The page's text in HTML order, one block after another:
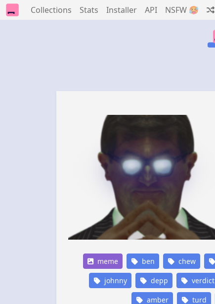
Collections Stats Installer API NSFW 🥵
meme ben chew
johnny depp verdict
amber turd